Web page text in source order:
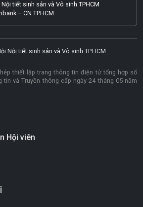
tiết sinh sản và Vô sinh TPHCM
– CN TPHCM
Nội tiết sinh sản và Vô sinh TP.HCM
thiết lập trang thông tin điện tử tổng hợp số
tin và Truyền thông cấp ngày 24 tháng 05 năm
Hội viên